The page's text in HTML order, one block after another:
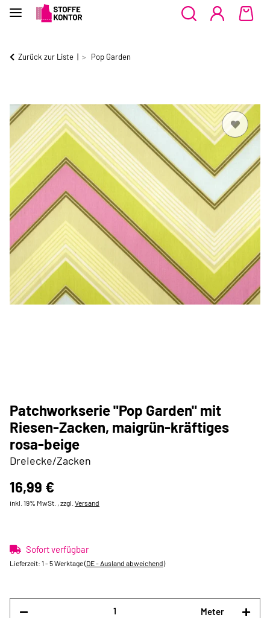
Zurück zur Liste Pop Garden
Patchworkserie "Pop Garden" mit
Riesen-Zacken, maigrün-kräftiges
rosa-beige
Dreiecke/Zacken
16,99 €
inkl. 19% MwSt. , zzgl. Versand
Sofort verfügbar
Lieferzeit: 1 - 5 Werktage(DE - Ausland abweichend)
Meter